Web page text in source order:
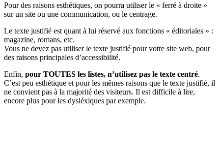
Pour des raisons esthétiques, on pourra utiliser le « ferré à droite »
sur un site ou une communication, ou le centrage.
Le texte justifié est quant à lui réservé aux fonctions « éditoriales » :
magazine, romans, etc.
Vous ne devez pas utiliser le texte justifié pour votre site web, pour
des raisons principales d’accessibilité.
Enfin, pour TOUTES les listes, n’utilisez pas le texte centré.
C’est peu esthétique et pour les mêmes raisons que le texte justifié, il
ne convient pas à la majorité des visiteurs. Il est difficile à lire,
encore plus pour les dysléxiques par exemple.